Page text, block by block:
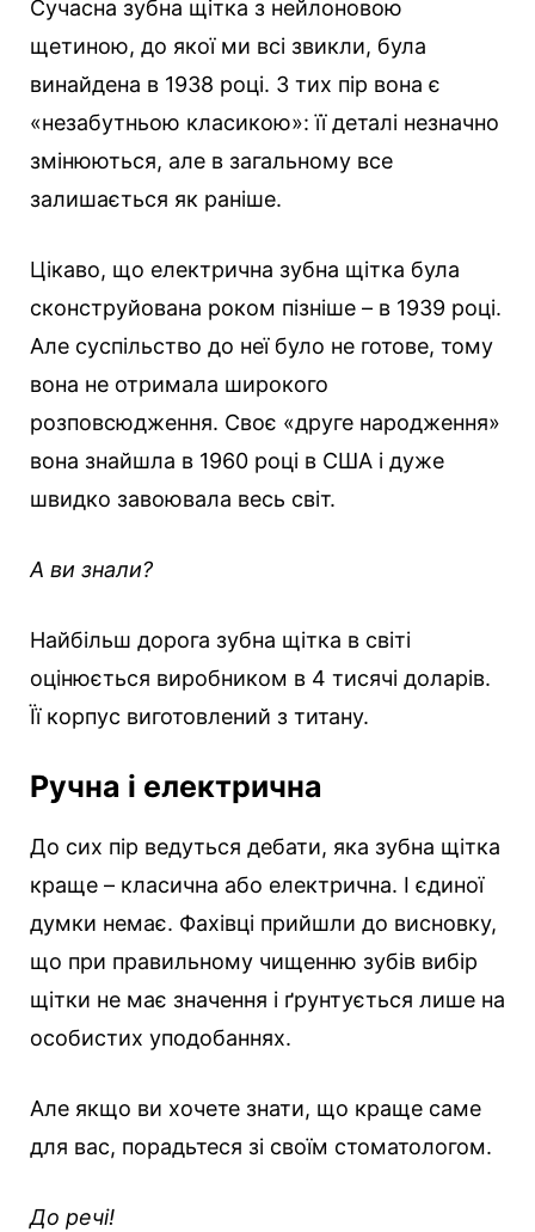
Сучасна зубна щітка з нейлоновою
щетиною, до якої ми всі звикли, була
винайдена в 1938 році. З тих пір вона є
«незабутньою класикою»: її деталі незначно
змінюються, але в загальному все
залишається як раніше.
Цікаво, що електрична зубна щітка була
сконструйована роком пізніше – в 1939 році.
Але суспільство до неї було не готове, тому
вона не отримала широкого
розповсюдження. Своє «друге народження»
вона знайшла в 1960 році в США і дуже
швидко завоювала весь світ.
А ви знали?
Найбільш дорога зубна щітка в світі
оцінюється виробником в 4 тисячі доларів.
Її корпус виготовлений з титану.
Ручна і електрична
До сих пір ведуться дебати, яка зубна щітка
краще – класична або електрична. І єдиної
думки немає. Фахівці прийшли до висновку,
що при правильному чищенню зубів вибір
щітки не має значення і ґрунтується лише на
особистих уподобаннях.
Але якщо ви хочете знати, що краще саме
для вас, порадьтеся зі своїм стоматологом.
До речі!